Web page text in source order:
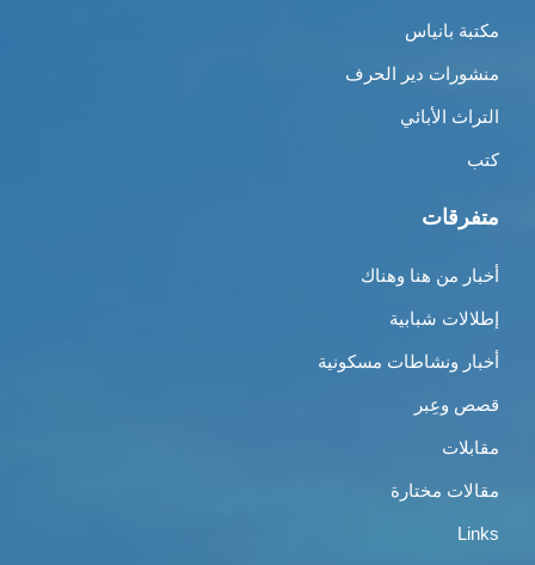
مكتبة بانياس
منشورات دير الحرف
التراث الأبائي
كتب
متفرقات
أخبار من هنا وهناك
إطلالات شبابية
أخبار ونشاطات مسكونية
قصص وعِبر
مقابلات
مقالات مختارة
Links